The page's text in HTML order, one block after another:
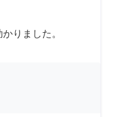
りました。